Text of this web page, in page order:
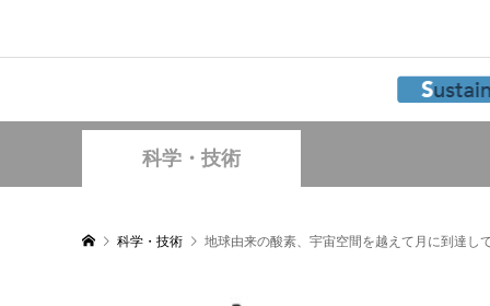
科学・技術
科学・技術 地球由来の酸素、宇宙空間を越えて月に到達し